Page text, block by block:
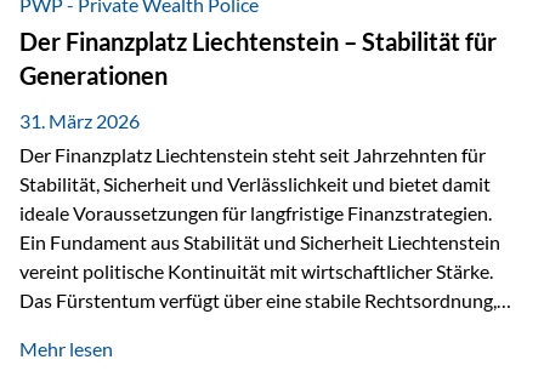
heißt das:Diese Gelder gehören im Konkursfall nicht zur
allgemeinen Konkursmasse, sondern werden ausschließlich
zur Erfüllung…
Der Finanzplatz Liechtenstein – Stabilität für
Generationen
31. März 2026
Der Finanzplatz Liechtenstein steht seit Jahrzehnten für
Stabilität, Sicherheit und Verlässlichkeit und bietet damit
ideale Voraussetzungen für langfristige Finanzstrategien.
Ein Fundament aus Stabilität und Sicherheit Liechtenstein
vereint politische Kontinuität mit wirtschaftlicher Stärke.
Das Fürstentum verfügt über eine stabile Rechtsordnung,
monarchischen Elementen basiert. Diese Struktur schafft
Mehr lesen